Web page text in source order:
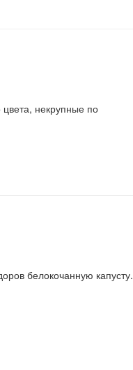
некрупные по
белокочанную капусту.